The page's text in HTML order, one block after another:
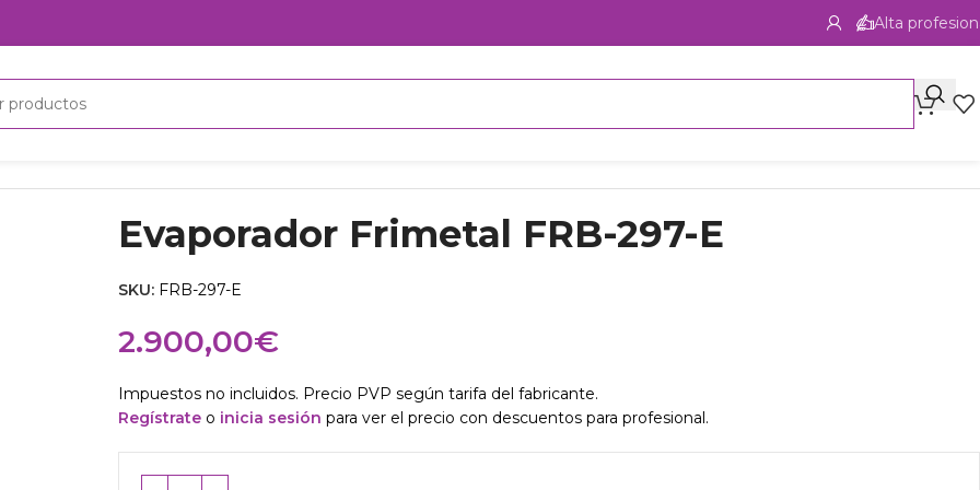
Alta
Evaporador Frimetal FRB-297-E
SKU: FRB-297-E
2.900,00€
Impuestos no incluidos. Precio PVP según tarifa del fabricante.
Regístrateo inicia sesión para ver el precio con descuentos para profesional.